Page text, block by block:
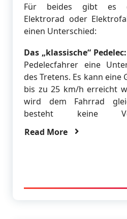
Für beides gibt es
Elektrorad oder
einen Unterschied:
Das „klassische“ Pedelec:
Pedelecfahrer eine
des Tretens. Es kann eine
bis zu 25 km/h erreicht
wird dem Fahrrad
besteht keine
Read More